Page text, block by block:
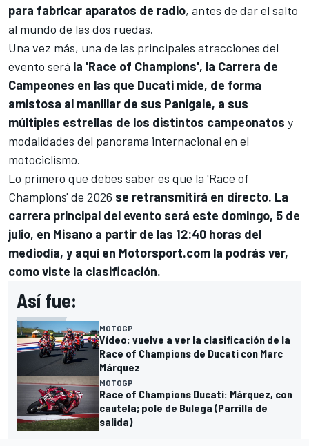
para fabricar aparatos de radio, antes de dar el salto
al mundo de las dos ruedas.
Una vez más, una de las principales atracciones del
evento será la 'Race of Champions', la Carrera de
Campeones en las que Ducati mide, de forma
amistosa al manillar de sus Panigale, a sus
múltiples estrellas de los distintos campeonatos y
modalidades del panorama internacional en el
motociclismo.
Lo primero que debes saber es que la 'Race of
Champions' de 2026 se retransmitirá en directo. La
carrera principal del evento será este domingo, 5 de
julio, en Misano a partir de las 12:40 horas del
mediodía, y aquí en Motorsport.com la podrás ver,
como viste la clasificación.
Así fue:
MOTOGP
Vídeo: vuelve a ver la clasificación de la
Race of Champions de Ducati con Marc
Márquez
MOTOGP
Race of Champions Ducati: Márquez, con
cautela; pole de Bulega (Parrilla de
salida)